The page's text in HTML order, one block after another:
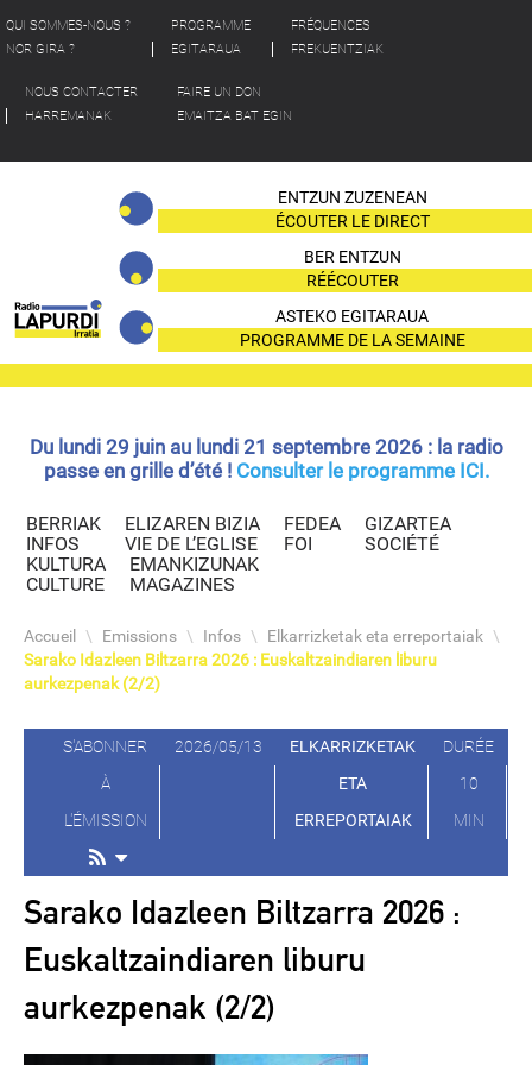
QUI SOMMES-NOUS ?
NOR GIRA ?
PROGRAMME
EGITARAUA
FRÉQUENCES
FREKUENTZIAK
NOUS CONTACTER
HARREMANAK
FAIRE UN DON
EMAITZA BAT EGIN
ENTZUN ZUZENEAN
ÉCOUTER LE DIRECT
BER ENTZUN
RÉÉCOUTER
ASTEKO EGITARAUA
PROGRAMME DE LA SEMAINE
Du lundi 29 juin au lundi 21 septembre 2026 : la radio
passe en grille d’été ! Consulter le programme ICI.
BERRIAK
INFOS
ELIZAREN BIZIA
VIE DE L’EGLISE
FEDEA
FOI
GIZARTEA
SOCIÉTÉ
KULTURA
CULTURE
EMANKIZUNAK
MAGAZINES
Accueil \ Emissions \ Infos \ Elkarrizketak eta erreportaiak \
Sarako Idazleen Biltzarra 2026 : Euskaltzaindiaren liburu
aurkezpenak (2/2)
S'ABONNER
À
L'ÉMISSION
2026/05/13
ELKARRIZKETAK
ETA
ERREPORTAIAK
DURÉE
10
MIN
Sarako Idazleen Biltzarra 2026 :
Euskaltzaindiaren liburu
aurkezpenak (2/2)